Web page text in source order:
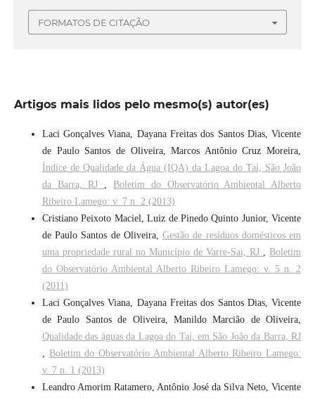
FORMATOS DE CITAÇÃO
Artigos mais lidos pelo mesmo(s) autor(es)
Laci Gonçalves Viana, Dayana Freitas dos Santos Dias, Vicente
de Paulo Santos de Oliveira, Marcos Antônio Cruz Moreira,
Índice de Qualidade da Água (IQA) da Lagoa do Taí, São João
da Barra, RJ , Boletim do Observatório Ambiental Alberto
Ribeiro Lamego: v. 7 n. 2 (2013)
Cristiano Peixoto Maciel, Luiz de Pinedo Quinto Junior, Vicente
de Paulo Santos de Oliveira,Gestão de resíduos domésticos em
uma propriedade rural no Município de Varre-Sai, RJ , Boletim
do Observatório Ambiental Alberto Ribeiro Lamego: v. 5 n. 2
(2011)
Laci Gonçalves Viana, Dayana Freitas dos Santos Dias, Vicente
de Paulo Santos de Oliveira, Manildo Marcião de Oliveira,
Qualidade das águas da Lagoa do Taí, em São João da Barra, RJ
, Boletim do Observatório Ambiental Alberto Ribeiro Lamego:
v. 7 n. 1 (2013)
Leandro Amorim Ratamero, Antônio José da Silva Neto, Vicente